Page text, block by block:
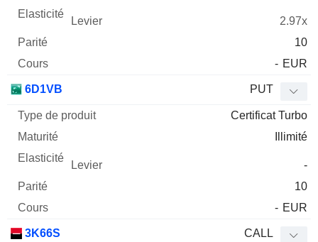
2.97x
10
- EUR
6D1VB PUT
Certificat Turbo
Illimité
-
10
- EUR
3K66S CALL